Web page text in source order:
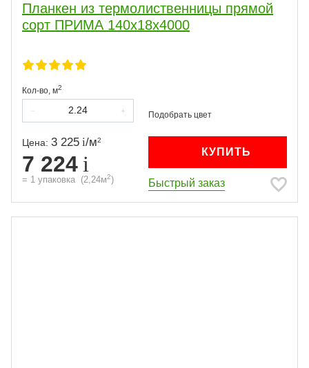
Планкен из термолиственницы прямой
сорт ПРИМА 140х18х4000
Кол-во, м2
Цена: 3 225 /м2
7 224
= 1 упаковка (2,24м2)
КУПИТЬ
Быстрый заказ